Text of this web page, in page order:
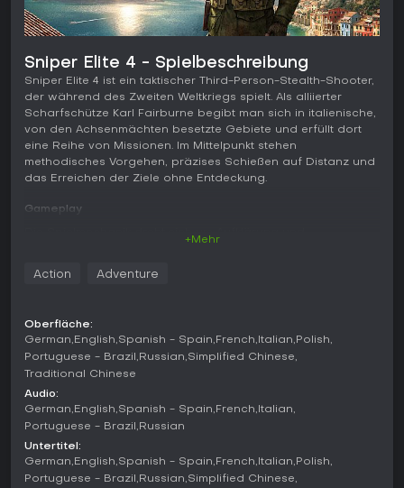
Sniper Elite 4 - Spielbeschreibung
Sniper Elite 4 ist ein taktischer Third-Person-Stealth-Shooter,
der während des Zweiten Weltkriegs spielt. Als alliierter
Scharfschütze Karl Fairburne begibt man sich in italienische,
von den Achsenmächten besetzte Gebiete und erfüllt dort
eine Reihe von Missionen. Im Mittelpunkt stehen
methodisches Vorgehen, präzises Schießen auf Distanz und
das Erreichen der Ziele ohne Entdeckung.
Gameplay
denen man Kugelfall, Wind und Entfernung berücksichtigen
sichtbar machen. Tarnung bleibt zentral: Gegner lassen sich
lautlos ausschalten oder, falls der Plan scheitert, in offene
Feuergefechte verwickeln. Nahkämpfe mit normalen Waffen
wirken eher nebensächlich - der Fokus liegt auf Distanz und
Umgebungsaufmerksamkeit. Die Level bieten mehrere Wege
und optionale Aufgaben wie das Zerstören von Ausrüstung
oder das Befreien von Verbündeten und laden so zu
unterschiedlichen Herangehensweisen ein.
Spielmodi
+Mehr
Action Adventure
Oberfläche:
German English Spanish - Spain French Italian Polish
Portuguese - Brazil
Russian Simplified Chinese
Traditional Chinese
Audio:
German English Spanish - Spain French Italian
Portuguese - Brazil
Russian
Untertitel:
German English Spanish - Spain French Italian Polish
Portuguese - Brazil
Russian Simplified Chinese